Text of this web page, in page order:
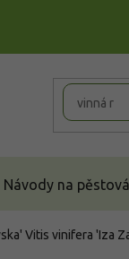
Návody na
Vitis vinifera 'Iza